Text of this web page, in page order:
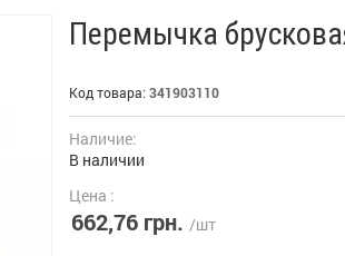
Перемычка
Код товара: 341903110
Наличие:
В наличии
Цена :
662,76 грн. /шт